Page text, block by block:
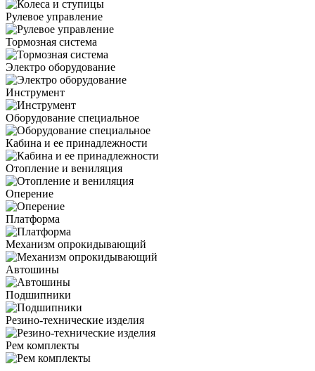
Рулевое управление
Тормозная система
Электро оборудование
Инструмент
Оборудование специальное
Кабина и ее принадлежности
Отопление и вениляция
Оперение
Платформа
Механизм опрокидывающий
Автошины
Подшипники
Резино-технические изделия
Рем комплекты